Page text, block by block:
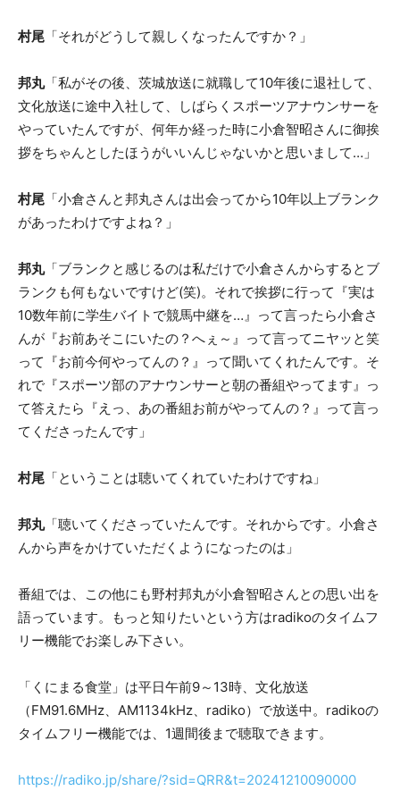
村尾 「それがどうして親しくなったんですか？」
邦丸「私がその後、茨城放送に就職して10年後に退社して、
文化放送に途中入社して、しばらくスポーツアナウンサーを
やっていたんですが、何年か経った時に小倉智昭さんに御挨
拶をちゃんとしたほうがいいんじゃないかと思いまして…」
村尾 「小倉さんと邦丸さんは出会ってから10年以上ブランク
があったわけですよね？」
邦丸「ブランクと感じるのは私だけで小倉さんからするとブ
ランクも何もないですけど(笑)。それで挨拶に行って『実は
10数年前に学生バイトで競馬中継を…』って言ったら小倉さ
んが『お前あそこにいたの？へぇ～』って言ってニヤッと笑
って『お前今何やってんの？』って聞いてくれたんです。そ
れで『スポーツ部のアナウンサーと朝の番組やってます』っ
て答えたら『えっ、あの番組お前がやってんの？』って言っ
てくださったんです」
村尾 「ということは聴いてくれていたわけですね」
邦丸「聴いてくださっていたんです。それからです。小倉さ
んから声をかけていただくようになったのは」
番組では、この他にも野村邦丸が小倉智昭さんとの思い出を
語っています。もっと知りたいという方はradikoのタイムフ
リー機能でお楽しみ下さい。
「くにまる食堂」は平日午前9～13時、文化放送
（FM91.6MHz、AM1134kHz、radiko）で放送中。radikoの
タイムフリー機能では、1週間後まで聴取できます。
https://radiko.jp/share/?sid=QRR&t=20241210090000